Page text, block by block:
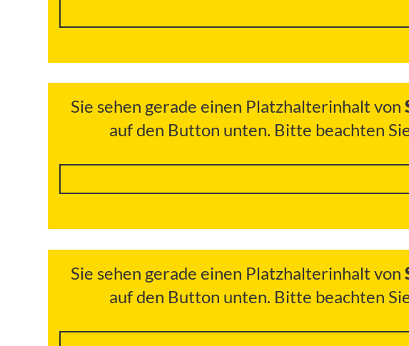
Sie sehen gerade einen Platzhalterinhalt von
auf den Button unten. Bitte beachten
Sie sehen gerade einen Platzhalterinhalt von
auf den Button unten. Bitte beachten